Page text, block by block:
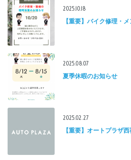
2025.10.18
【重要】バイク修理・
2025.08.07
夏季休暇のお知らせ
2025.02.27
【重要】オートプラザ